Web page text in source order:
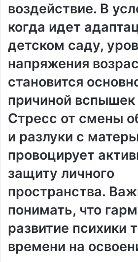
воздействие. В
когда идет
детском саду,
напряжения
становится
причиной вспышек
Стресс от смены
и разлуки с
провоцирует
защиту личного
пространства.
понимать, что
развитие психики
времени на